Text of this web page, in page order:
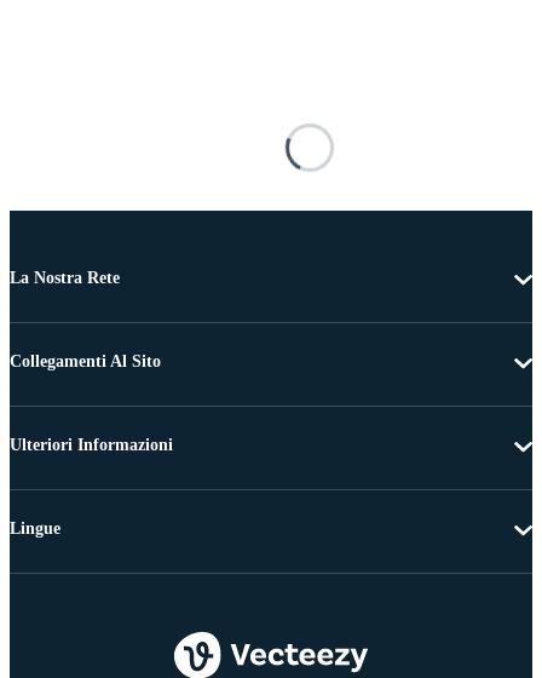
La Nostra Rete
Collegamenti Al Sito
Ulteriori Informazioni
Lingue